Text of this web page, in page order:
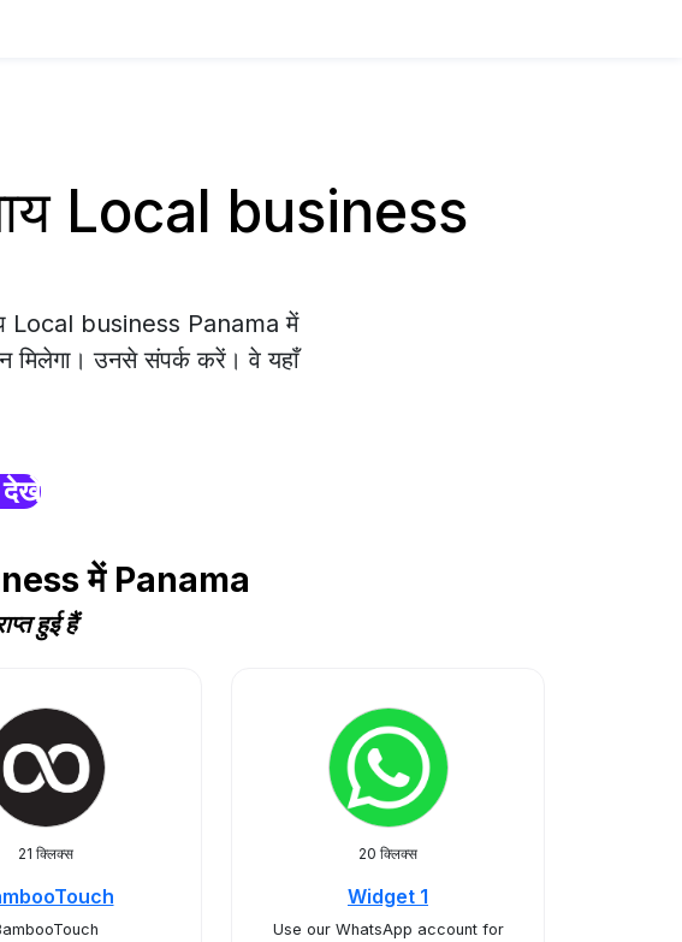
Local business
Local business Panama में
मिलेगा। उनसे संपर्क करें। वे यहाँ
देखें
में Panama
हुई हैं
21 क्लिक्स 20 क्लिक्स
Widget 1
Use our WhatsApp account for